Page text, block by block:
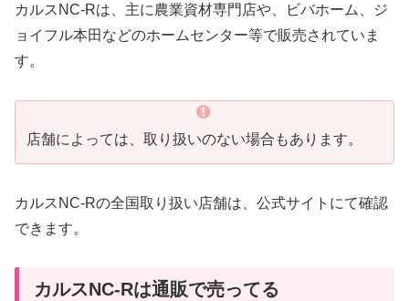
カルスNC-Rは、主に農業資材専門店や、ビバホーム、ジ
ョイフル本田などのホームセンター等で販売されていま
す。
店舗によっては、取り扱いのない場合もあります。
カルスNC-Rの全国取り扱い店舗は、公式サイトにて確認
できます。
カルスNC-Rは通販で売ってる